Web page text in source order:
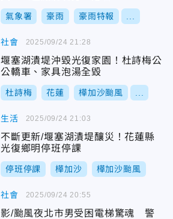
氣象署 豪雨 豪雨特報
社會
堰塞湖潰堤沖毀光復家園！杜詩梅公
公轎車、家具泡湯全毀
杜詩梅 花蓮 樺加沙颱風
2025/09/24 21:28
生活
不斷更新/堰塞湖潰堤釀災！花蓮縣
光復鄉明停班停課
停班停課 樺加沙 樺加沙颱風
2025/09/24 21:03
社會
影/颱風夜北市男受困電梯驚魂 警
2025/09/24 20:55